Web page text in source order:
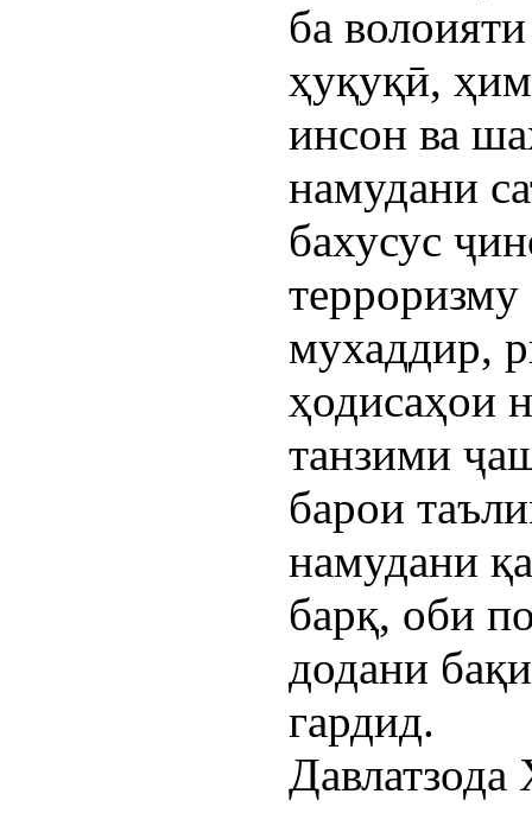
ба
ҳуқуқӣ,
инсон ва
намудани
бахусус
мухаддир,
ҳодисаҳои
танзими
барои
намудани
барқ, оби
додани
гардид.